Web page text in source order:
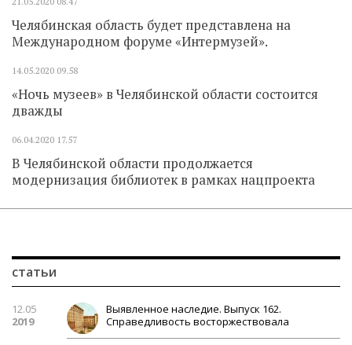
Челябинская область будет представлена на
Международном форуме «Интермузей».
14.05.2020 09.58
«Ночь музеев» в Челябинской области состоится
дважды
06.04.2020 17.57
В Челябинской области продолжается
модернизация библиотек в рамках нацпроекта
статьи
12.05
2019
Выявленное наследие. Выпуск 162.
Справедливость восторжествовала